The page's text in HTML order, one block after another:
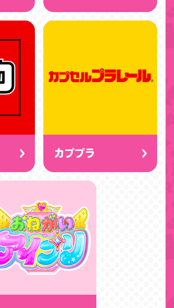
カププラ